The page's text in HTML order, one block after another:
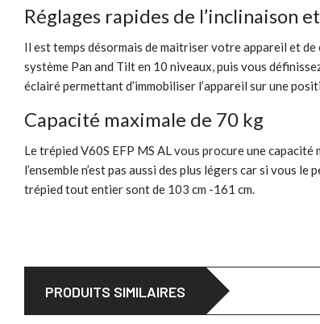
Réglages rapides de l’inclinaison
Il est temps désormais de maitriser votre appareil et de
système Pan and Tilt en 10 niveaux, puis vous
éclairé permettant d’immobiliser l’appareil sur une
Capacité maximale de 70 kg
Le trépied V60S EFP MS AL vous procure une
l’ensemble n’est pas aussi des plus légers car si vous
trépied tout entier sont de 103 cm -161 cm.
PRODUITS SIMILAIRES